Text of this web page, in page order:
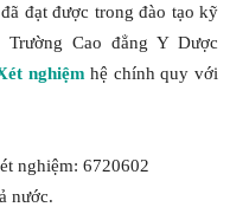
đạt được trong đào tạo kỹ
Cao đẳng Y Dược
nghiệm hệ chính quy với
nghiệm: 6720602
nước.